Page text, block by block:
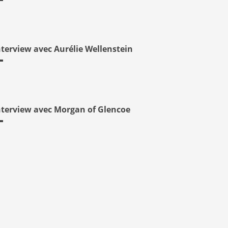
avec Aurélie Wellenstein
avec Morgan of Glencoe